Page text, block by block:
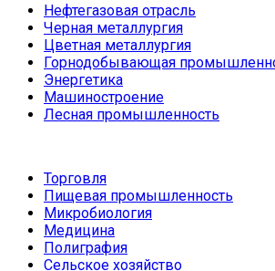
Нефтегазовая отрасль
Черная металлургия
Цветная металлургия
Горнодобывающая
Энергетика
Машиностроение
Лесная промышленность
Торговля
Пищевая промышленность
Микробиология
Медицина
Полиграфия
Сельское хозяйство